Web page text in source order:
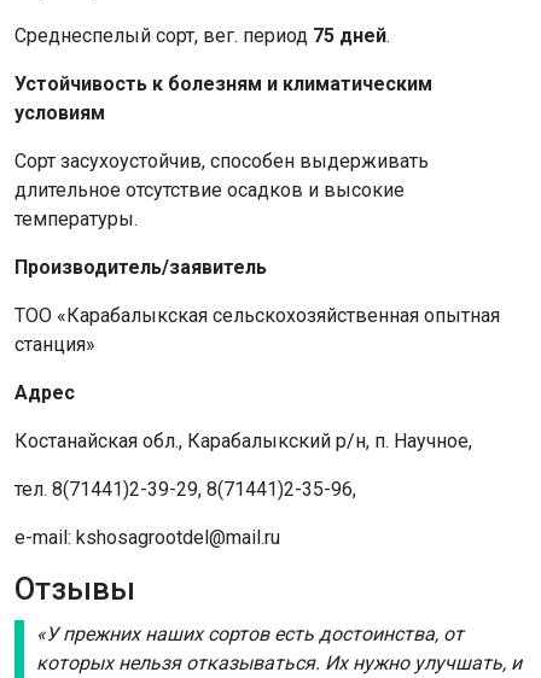
Среднеспелый сорт, вег. период 75 дней.
Устойчивость к болезням и климатическим
условиям
Сорт засухоустойчив, способен выдерживать
длительное отсутствие осадков и высокие
температуры.
Производитель/заявитель
ТОО «Карабалыкская сельскохозяйственная опытная
станция»
Адрес
Костанайская обл., Карабалыкский р/н, п. Научное,
тел. 8(71441)2-39-29, 8(71441)2-35-96,
e-mail: kshosagrootdel@mail.ru
Отзывы
«У прежних наших сортов есть достоинства, от
которых нельзя отказываться. Их нужно улучшать, и